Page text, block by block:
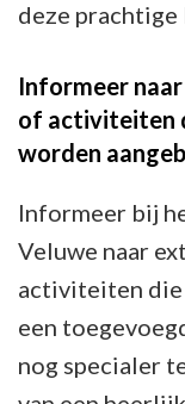
deze prachtige
Informeer
of activiteiten
worden
Informeer bij
Veluwe naar
activiteiten die
een
nog specialer